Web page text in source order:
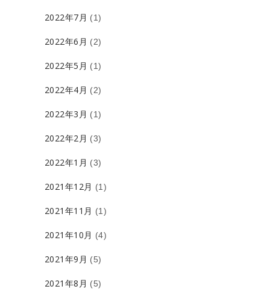
2022年7月 (1)
2022年6月 (2)
2022年5月 (1)
2022年4月 (2)
2022年3月 (1)
2022年2月 (3)
2022年1月 (3)
2021年12月 (1)
2021年11月 (1)
2021年10月 (4)
2021年9月 (5)
2021年8月 (5)